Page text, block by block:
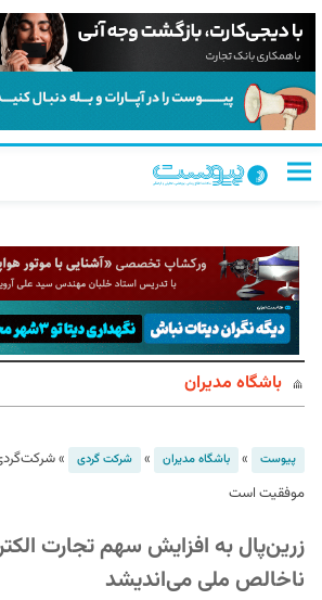
باشگاه مدیران
پیوست » باشگاه مدیران » شرکت گردی »
موفقیت است
زرین‌پال به افزایش سهم تجارت
ناخالص ملی‌ می‌اندیشد